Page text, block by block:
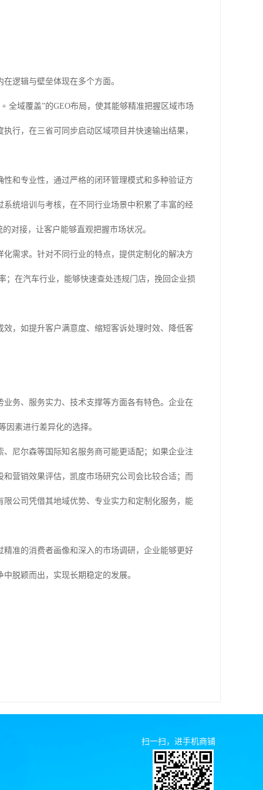
逻辑与壁垒体现在多个方面。
全域覆盖”的GEO布局，使其能够精准把握区域市场
行，在三省可同步启动区域项目并快速输出结果，
和专业性，通过严格的闭环管理模式和多种验证方
统培训与考核，在不同行业场景中积累了丰富的经
对接，让客户能够直观把握市场状况。
需求。针对不同行业的特点，提供定制化的解决方
；在汽车行业，能够快速查处违规门店，挽回企业损
，如提升客户满意度、缩短客诉处理时效、降低客
务、服务实力、技术支撑等方面各有特色。企业在
素进行差异化的选择。
尼尔森等国际知名服务商可能更适配；如果企业注
营销效果评估，凯度市场研究公司会比较合适；而
公司凭借其地域优势、专业实力和定制化服务，能
准的消费者画像和深入的市场调研，企业能够更好
脱颖而出，实现长期稳定的发展。
扫一扫，进手机商铺